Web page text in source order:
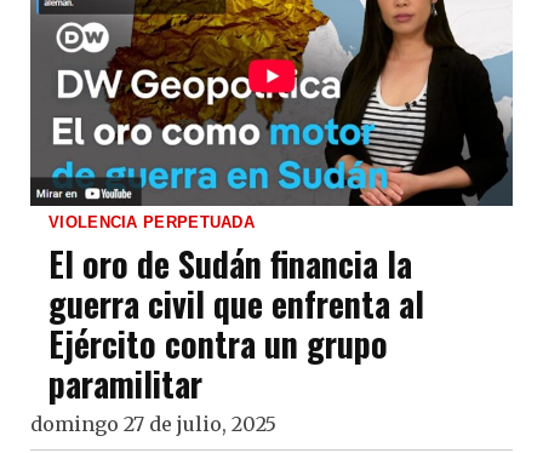
VIOLENCIA PERPETUADA
El oro de Sudán financia la
guerra civil que enfrenta al
Ejército contra un grupo
paramilitar
domingo 27 de julio, 2025